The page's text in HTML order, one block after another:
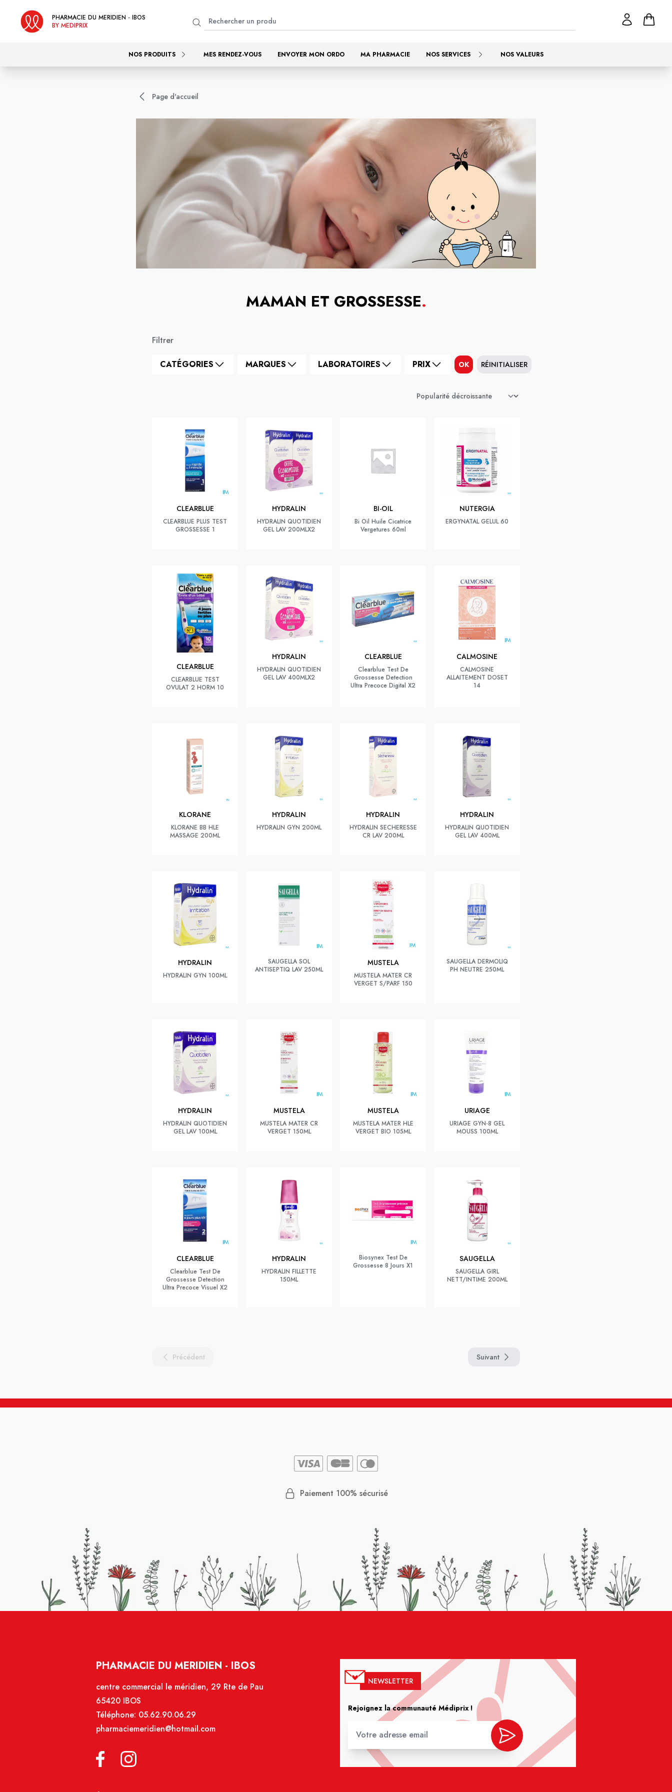
PHARMACIE DU MERIDIEN - IBOS
BY MEDIPRIX
NOS PRODUITS MES RENDEZ-VOUS ENVOYER MON ORDO MA PHARMACIE NOS SERVICES NOS VALEURS
Page d'accueil
MAMAN ET GROSSESSE.
Filtrer
CATÉGORIES MARQUES LABORATOIRES PRIX OK RÉINITIALISER
CLEARBLUE
CLEARBLUE PLUS TEST
GROSSESSE 1
HYDRALIN
HYDRALIN QUOTIDIEN
GEL LAV 200MLX2
BI-OIL
Bi Oil Huile Cicatrice
Vergetures 60ml
NUTERGIA
ERGYNATAL GELUL 60
CLEARBLUE
CLEARBLUE TEST
OVULAT 2 HORM 10
HYDRALIN
HYDRALIN QUOTIDIEN
GEL LAV 400MLX2
CLEARBLUE
Clearblue Test De
Grossesse Detection
Ultra Precoce Digital X2
CALMOSINE
CALMOSINE
ALLAITEMENT DOSET
14
KLORANE
KLORANE BB HLE
MASSAGE 200ML
HYDRALIN
HYDRALIN GYN 200ML
HYDRALIN
HYDRALIN SECHERESSE
CR LAV 200ML
HYDRALIN
HYDRALIN QUOTIDIEN
GEL LAV 400ML
HYDRALIN
HYDRALIN GYN 100ML
SAUGELLA SOL
ANTISEPTIQ LAV 250ML
MUSTELA
MUSTELA MATER CR
VERGET S/PARF 150
SAUGELLA DERMOLIQ
PH NEUTRE 250ML
HYDRALIN
HYDRALIN QUOTIDIEN
GEL LAV 100ML
MUSTELA
MUSTELA MATER CR
VERGET 150ML
MUSTELA
MUSTELA MATER HLE
VERGET BIO 105ML
URIAGE
URIAGE GYN-8 GEL
MOUSS 100ML
CLEARBLUE
Clearblue Test De
Grossesse Detection
Ultra Precoce Visuel X2
HYDRALIN
HYDRALIN FILLETTE
150ML
Biosynex Test De
Grossesse 8 Jours X1
SAUGELLA
SAUGELLA GIRL
NETT/INTIME 200ML
Précédent Suivant
Paiement 100% sécurisé
PHARMACIE DU MERIDIEN - IBOS
centre commercial le méridien, 29 Rte de Pau
65420 IBOS
Téléphone: 05.62.90.06.29
pharmaciemeridien@hotmail.com
NEWSLETTER
Rejoignez la communauté Médiprix !